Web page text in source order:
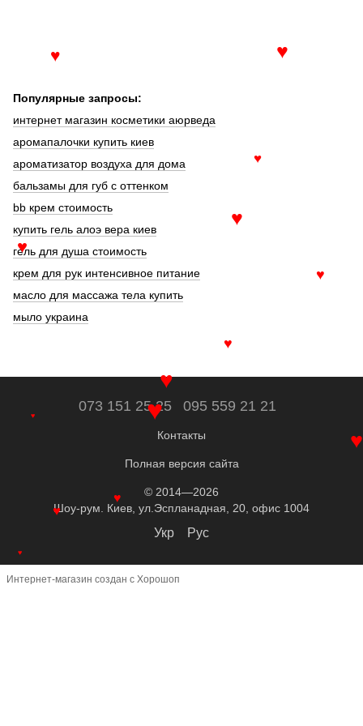
Популярные запросы:
интернет магазин косметики аюрведа
аромапалочки купить киев
ароматизатор воздуха для дома
бальзамы для губ с оттенком
bb крем стоимость
купить гель алоэ вера киев
гель для душа стоимость
крем для рук интенсивное питание
масло для массажа тела купить
мыло украина
073 151 25 25 095 559 21 21
Контакты
Полная версия сайта
© 2014—2026
Шоу-рум. Киев, ул.Эспланадная, 20, офис 1004
Укр Рус
Интернет-магазин создан с Хорошоп
♥
♥
♥
♥
♥
♥
♥
♥
♥
♥
♥
♥
♥
♥